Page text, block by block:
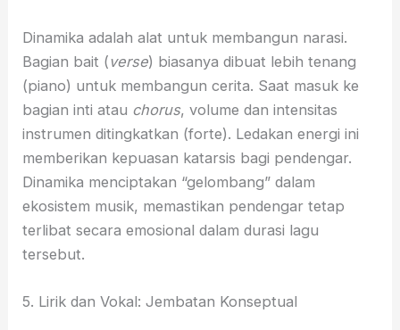
Dinamika adalah alat untuk membangun narasi.
Bagian bait (verse) biasanya dibuat lebih tenang
(piano) untuk membangun cerita. Saat masuk ke
bagian inti atau chorus, volume dan intensitas
instrumen ditingkatkan (forte). Ledakan energi ini
memberikan kepuasan katarsis bagi pendengar.
Dinamika menciptakan “gelombang” dalam
ekosistem musik, memastikan pendengar tetap
terlibat secara emosional dalam durasi lagu
tersebut.
5. Lirik dan Vokal: Jembatan Konseptual